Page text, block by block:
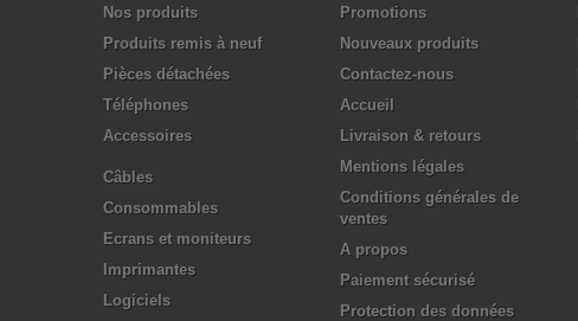
Nos produits
Produits remis à neuf
Pièces détachées
Téléphones
Accessoires
Câbles
Consommables
Ecrans et moniteurs
Imprimantes
Logiciels
Promotions
Nouveaux produits
Contactez-nous
Accueil
Livraison & retours
Mentions légales
Conditions générales de
ventes
A propos
Paiement sécurisé
Protection des données